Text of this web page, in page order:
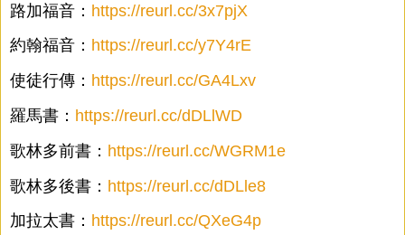
路加福音： https://reurl.cc/3x7pjX
約翰福音： https://reurl.cc/y7Y4rE
使徒行傳： https://reurl.cc/GA4Lxv
羅馬書： https://reurl.cc/dDLlWD
歌林多前書： https://reurl.cc/WGRM1e
歌林多後書： https://reurl.cc/dDLle8
加拉太書： https://reurl.cc/QXeG4p